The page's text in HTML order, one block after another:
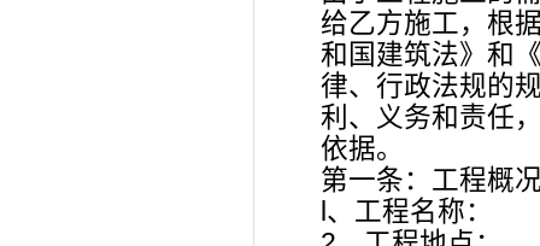
给乙方施工，根
和国建筑法》和
律、行政法规的
利、义务和责任
依据。
第一条：工程概
l、工程名称：